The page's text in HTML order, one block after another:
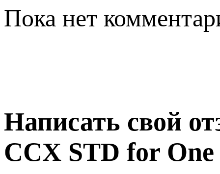
Пока нет
Написать свой
CCX STD for One